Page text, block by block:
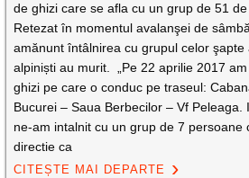
de ghizi care se afla cu un grup de 51
Retezat în momentul avalanşei de
amănunt întâlnirea cu grupul celor şapte
alpiniști au murit. „Pe 22 aprilie 2017
ghizi pe care o conduc pe traseul:
Bucurei – Saua Berbecilor – Vf Peleaga.
ne-am intalnit cu un grup de 7 persoane
directie ca
CITEȘTE MAI DEPARTE